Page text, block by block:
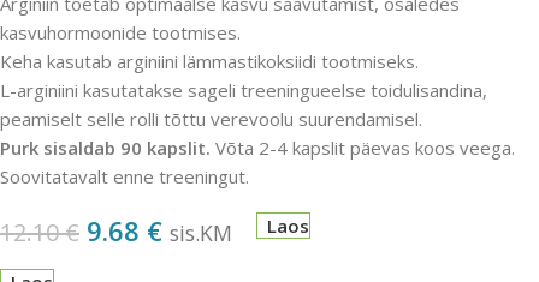
kasvuhormoonide tootmises.
Keha kasutab arginiini lämmastikoksiidi tootmiseks.
L-arginiini kasutatakse sageli treeningueelse toidulisandina,
peamiselt selle rolli tõttu verevoolu suurendamisel.
Purk sisaldab 90 kapslit. Võta 2-4 kapslit päevas koos veega.
Soovitatavalt enne treeningut.
12.10€ 9.68 € sis.KM Laos